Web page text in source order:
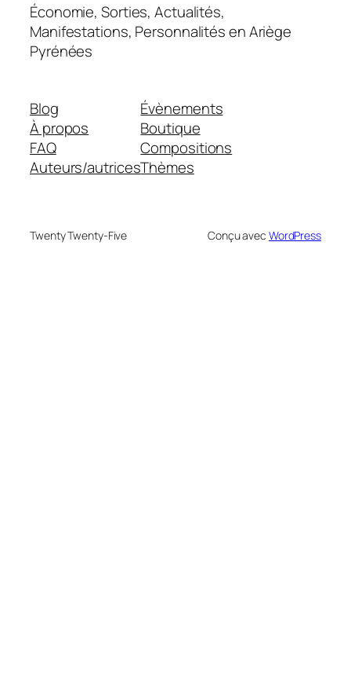
Économie, Sorties, Actualités,
Manifestations, Personnalités en Ariège
Pyrénées
Blog
À propos
FAQ
Auteurs/autrices
Évènements
Boutique
Compositions
Thèmes
Twenty Twenty-Five Conçu avec WordPress